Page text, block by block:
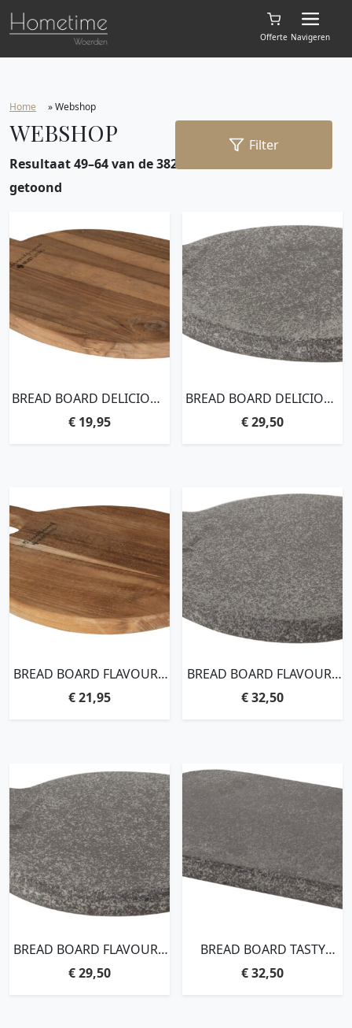
Offerte Navigeren
Home »Webshop
WEBSHOP
Filter
Resultaat 49–64 van de 382 resultaten wordt
getoond
BREAD BOARD DELICIOUS
SMALL – ORDER BY 4
PCS,2X33X22 CM
€19,95
BREAD BOARD DELICIOUS
SMALL – ORDER BY 4
PCS,2X33X22 CM, BLACK
€29,50
BREAD BOARD FLAVOURS
LARGE – ORDER BY 4
PCS,2X33X26 CM
€21,95
BREAD BOARD FLAVOURS
LARGE – ORDER BY 4
PCS,2X33X26 CM, BLACK
€32,50
BREAD BOARD FLAVOURS
SMALL – ORDER BY 4
PCS,2X27X22 CM, BLACK
€29,50
BREAD BOARD TASTY
LARGE – ORDER BY 4
PCS,2X39X18 CM, BLACK
€32,50